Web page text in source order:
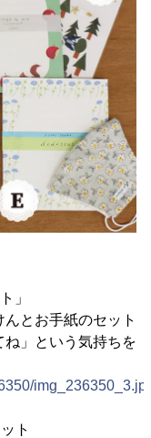
」
とお手紙のセット
」という気持ちを
ト